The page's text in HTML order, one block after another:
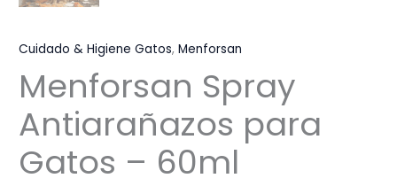
Cuidado & Higiene Gatos,Menforsan
Menforsan Spray
Antiarañazos para
Gatos – 60ml